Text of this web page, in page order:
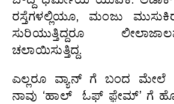
ರಸ್ತೆಗಳಲ್ಲಿಯೂ, ಮಂಜು
ಸುರಿಯುತ್ತಿದ್ದರೂ
ಚಲಾಯಿಸುತ್ತಿದ್ದ.
ಎಲ್ಲರೂ ವ್ಯಾನ್ ಗೆ ಬಂದ ಮೇಲೆ
ನಾವು ‘ಹಾಲ್ ಓಫ್ ಫ಼ೇಮ್’ ಗೆ